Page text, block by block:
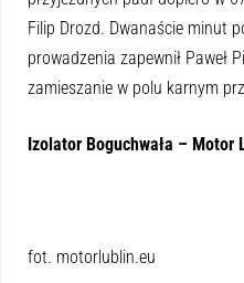
Filip Drozd. Dwanaście minut
prowadzenia zapewnił Paweł
zamieszanie w polu karnym
Izolator Boguchwała – Motor
fot. motorlublin.eu